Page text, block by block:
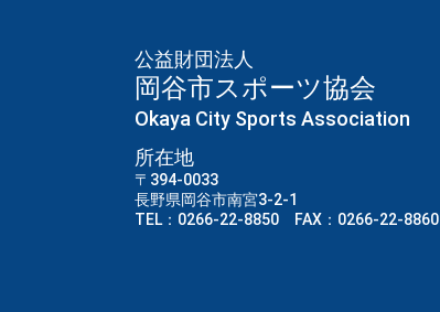
公益財団法人
岡谷市スポーツ協会
Okaya City Sports Association
所在地
〒394-0033
長野県岡谷市南宮3-2-1
TEL：0266-22-8850 FAX：0266-22-8860